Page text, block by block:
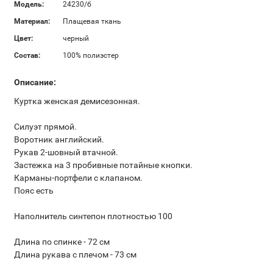
Модель:
24230/б
Материал:
Плащевая ткань
Цвет:
черный
Состав:
100% полиэстер
Описание:
Куртка женская демисезонная.
Силуэт прямой.
Воротник английский.
Рукав 2-шовный втачной.
Застежка на 3 пробивные потайные кнопки.
Карманы-портфели с клапаном.
Пояс есть
Наполнитель синтепон плотностью 100
Длина по спинке - 72 см
Длина рукава с плечом - 73 см